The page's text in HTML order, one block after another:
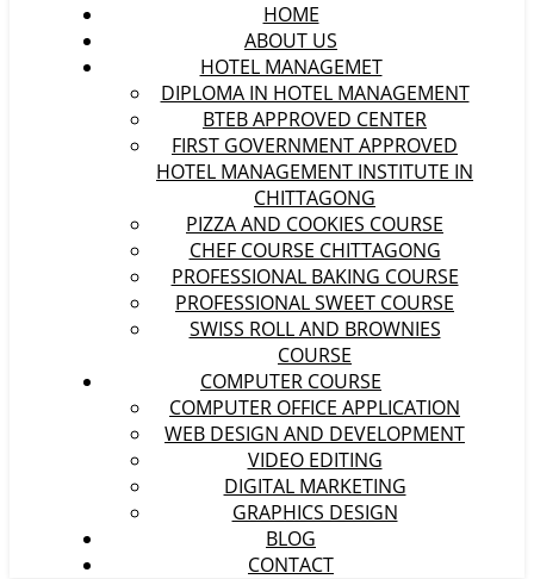
HOME
ABOUT US
HOTEL MANAGEMET
DIPLOMA IN HOTEL MANAGEMENT
BTEB APPROVED CENTER
FIRST GOVERNMENT APPROVED
HOTEL MANAGEMENT INSTITUTE IN
CHITTAGONG
PIZZA AND COOKIES COURSE
CHEF COURSE CHITTAGONG
PROFESSIONAL BAKING COURSE
PROFESSIONAL SWEET COURSE
SWISS ROLL AND BROWNIES
COURSE
COMPUTER COURSE
COMPUTER OFFICE APPLICATION
WEB DESIGN AND DEVELOPMENT
VIDEO EDITING
DIGITAL MARKETING
GRAPHICS DESIGN
BLOG
CONTACT